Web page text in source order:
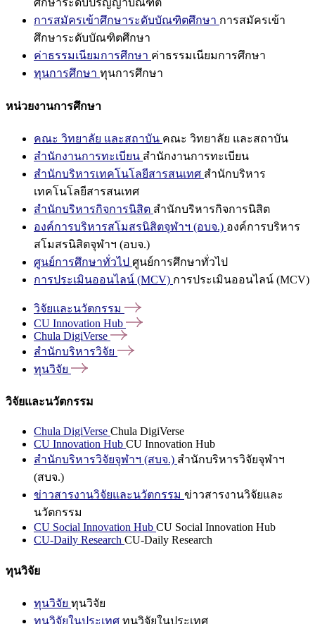
ศึกษาระดับปริญญาบัณฑิต
การสมัครเข้าศึกษาระดับบัณฑิตศึกษา การสมัครเข้า
ศึกษาระดับบัณฑิตศึกษา
ค่าธรรมเนียมการศึกษา ค่าธรรมเนียมการศึกษา
ทุนการศึกษา ทุนการศึกษา
หน่วยงานการศึกษา
คณะ วิทยาลัย และสถาบัน คณะ วิทยาลัย และสถาบัน
สำนักงานการทะเบียน สำนักงานการทะเบียน
สำนักบริหารเทคโนโลยีสารสนเทศ สำนักบริหาร
เทคโนโลยีสารสนเทศ
สำนักบริหารกิจการนิสิต สำนักบริหารกิจการนิสิต
องค์การบริหารสโมสรนิสิตจุฬาฯ (อบจ.) องค์การบริหาร
สโมสรนิสิตจุฬาฯ (อบจ.)
ศูนย์การศึกษาทั่วไป ศูนย์การศึกษาทั่วไป
การประเมินออนไลน์ (MCV) การประเมินออนไลน์ (MCV)
วิจัยและนวัตกรรม
CU Innovation Hub
Chula DigiVerse
สำนักบริหารวิจัย
ทุนวิจัย
วิจัยและนวัตกรรม
Chula DigiVerse Chula DigiVerse
CU Innovation Hub CU Innovation Hub
สำนักบริหารวิจัยจุฬาฯ (สบจ.) สำนักบริหารวิจัยจุฬาฯ
(สบจ.)
ข่าวสารงานวิจัยและนวัตกรรม ข่าวสารงานวิจัยและ
นวัตกรรม
CU Social Innovation Hub CU Social Innovation Hub
CU-Daily Research CU-Daily Research
ทุนวิจัย
ทุนวิจัย ทุนวิจัย
ทุนวิจัยในประเทศ ทุนวิจัยในประเทศ